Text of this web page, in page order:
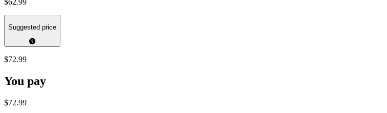
$62.99
Suggested price
$72.99
You pay
$72.99